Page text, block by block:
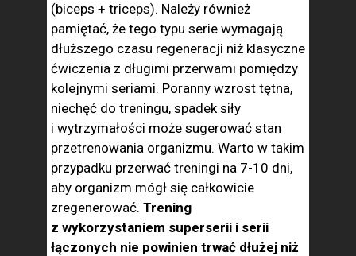
(biceps + triceps). Należy również
pamiętać, że tego typu serie wymagają
dłuższego czasu regeneracji niż klasyczne
ćwiczenia z długimi przerwami pomiędzy
kolejnymi seriami. Poranny wzrost tętna,
niechęć do treningu, spadek siły
i wytrzymałości może sugerować stan
przetrenowania organizmu. Warto w takim
przypadku przerwać treningi na 7-10 dni,
aby organizm mógł się całkowicie
zregenerować. Trening
z wykorzystaniem superserii i serii
łączonych nie powinien trwać dłużej niż